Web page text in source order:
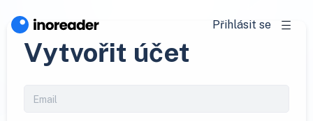
Přihlásit se
Vytvořit účet